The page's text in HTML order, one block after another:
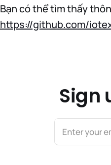
Bạn có thể tìm thấy
https://github.com/
Sign
Enter your